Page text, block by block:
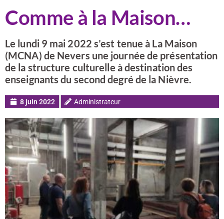
Comme à la Maison…
Le lundi 9 mai 2022 s’est tenue à La Maison
(MCNA) de Nevers une journée de présentation
de la structure culturelle à destination des
enseignants du second degré de la Nièvre.
8 juin 2022 Administrateur